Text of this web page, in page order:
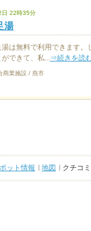
22時35分
湯
湯は無料で利用できます
できて、私...⇒続きを読
商業施設 / 燕市
ット情報 地図 クチコミ